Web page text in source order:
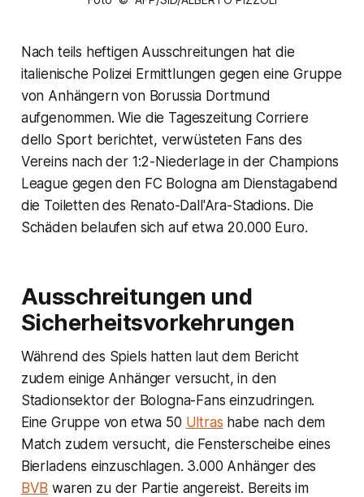
Nach teils heftigen Ausschreitungen hat die
italienische Polizei Ermittlungen gegen eine Gruppe
von Anhängern von Borussia Dortmund
aufgenommen. Wie die Tageszeitung Corriere
dello Sport berichtet, verwüsteten Fans des
Vereins nach der 1:2-Niederlage in der Champions
League gegen den FC Bologna am Dienstagabend
die Toiletten des Renato-Dall'Ara-Stadions. Die
Schäden belaufen sich auf etwa 20.000 Euro.
Ausschreitungen und
Sicherheitsvorkehrungen
Während des Spiels hatten laut dem Bericht
zudem einige Anhänger versucht, in den
Stadionsektor der Bologna-Fans einzudringen.
Eine Gruppe von etwa 50 Ultras habe nach dem
Match zudem versucht, die Fensterscheibe eines
Bierladens einzuschlagen. 3.000 Anhänger des
BVB waren zu der Partie angereist. Bereits im